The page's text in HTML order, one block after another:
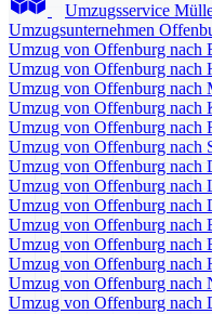
Umzugsservice
Umzugsunternehmen
Umzug von Offenburg nach
Umzug von Offenburg nach
Umzug von Offenburg nach
Umzug von Offenburg nach
Umzug von Offenburg nach
Umzug von Offenburg nach
Umzug von Offenburg nach
Umzug von Offenburg nach
Umzug von Offenburg nach
Umzug von Offenburg nach
Umzug von Offenburg nach
Umzug von Offenburg nach
Umzug von Offenburg nach
Umzug von Offenburg nach